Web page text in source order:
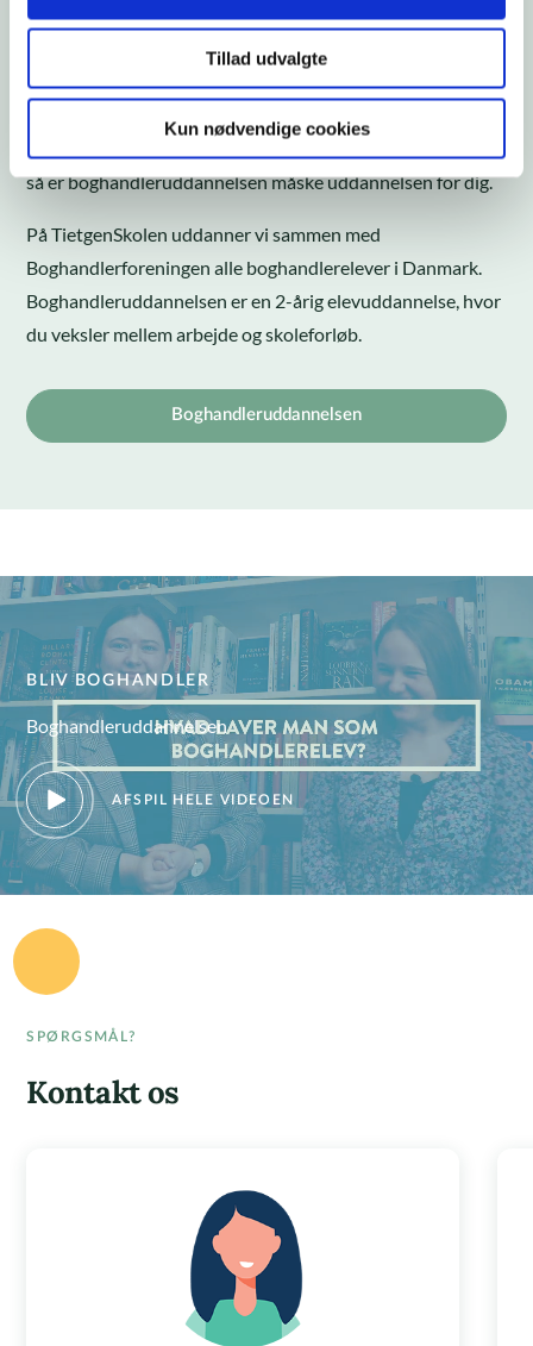
Tillad udvalgte
Kun nødvendige cookies
Læs mere om
boghandleruddannelsen
så er boghandleruddannelsen måske uddannelsen for dig.
På TietgenSkolen uddanner vi sammen med
Boghandlerforeningen alle boghandlerelever i Danmark.
Boghandleruddannelsen er en 2-årig elevuddannelse, hvor
du veksler mellem arbejde og skoleforløb.
Boghandleruddannelsen
BLIV BOGHANDLER
Boghandleruddannelsen
AFSPIL HELE VIDEOEN
SPØRGSMÅL?
Kontakt os